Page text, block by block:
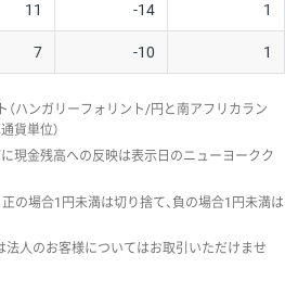
11 -14 1
7 -10 1
（ハンガリーフォリント/円と南アフリカラン
貨単位）
現金残高への反映は表示日のニューヨークク
の場合1円未満は切り捨て、負の場合1円未満は
人のお客様についてはお取引いただけませ